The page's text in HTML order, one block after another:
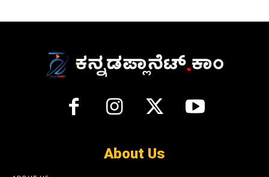
About Us